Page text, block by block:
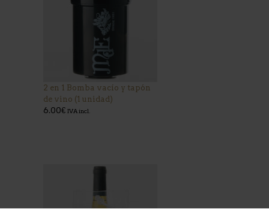
2 en 1 Bomba vacío y tapón
de vino (1 unidad)
6.00€ IVA incl.